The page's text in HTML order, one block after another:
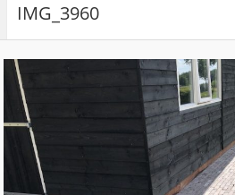
IMG_3960